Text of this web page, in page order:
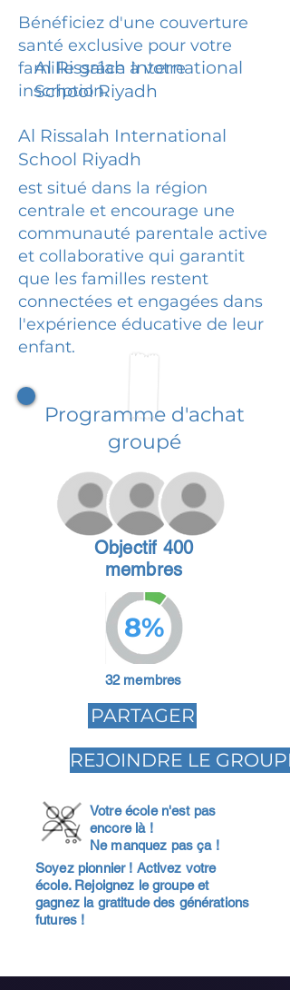
Bénéficiez d'une couverture
santé exclusive pour votre
famille grâce à votre
inscription.
Al Rissalah International
School Riyadh
Al Rissalah International
School Riyadh
est situé dans la région
centrale et encourage une
communauté parentale active
et collaborative qui garantit
que les familles restent
connectées et engagées dans
l'expérience éducative de leur
enfant.
Programme d'achat
groupé
Objectif 400
membres
8%
32 membres
PARTAGER
REJOINDRE LE GROUPE
Votre école n'est pas
encore là !
Ne manquez pas ça !
Soyez pionnier ! Activez votre
école. Rejoignez le groupe et
gagnez la gratitude des générations
futures !